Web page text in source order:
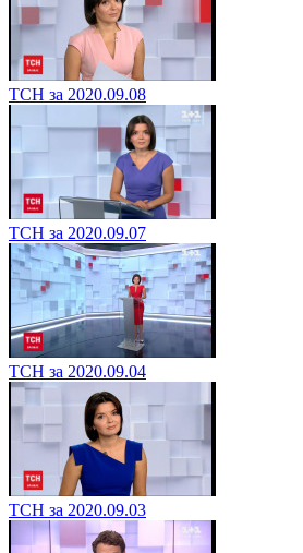
ТСН за 2020.09.08
ТСН за 2020.09.07
ТСН за 2020.09.04
ТСН за 2020.09.03